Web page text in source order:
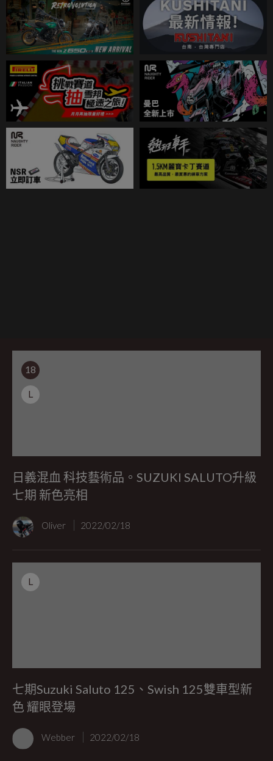
18
L
日義混血 科技藝術品。SUZUKI SALUTO升級
七期 新色亮相
Oliver 2022/02/18
L
七期Suzuki Saluto 125、Swish 125雙車型新
色 耀眼登場
Webber 2022/02/18